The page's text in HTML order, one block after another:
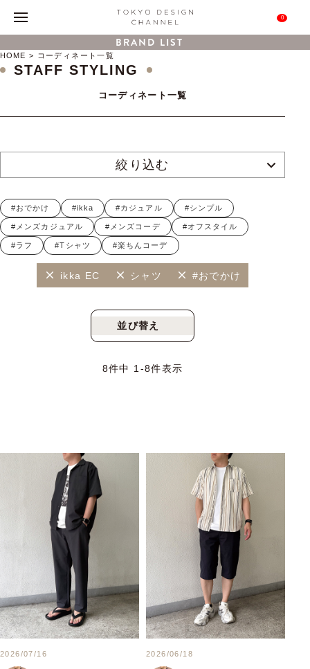
0
BRAND LIST
HOME コーディネート一覧
STAFF STYLING
コーディネート一覧
絞り込む
#おでかけ #ikka #カジュアル #シンプル
#メンズカジュアル #メンズコーデ #オフスタイル
#ラフ #Tシャツ #楽ちんコーデ
ikka EC シャツ #おでかけ
並び替え
8件中 1 -8件表示
2026/07/16 2026/06/18